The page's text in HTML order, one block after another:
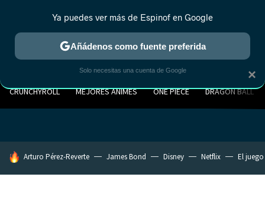
CRUNCHYROLL MEJORES ANIMES ONE PIECE DRAGON BALL
HOY SE HABLA DE
Arturo Pérez-Reverte James Bond Disney Netflix El
×
Ya puedes ver más de Espinof en Google
Añádenos como fuente preferida
Solo necesitas una cuenta de Google